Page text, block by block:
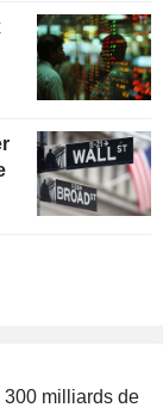
300 milliards de